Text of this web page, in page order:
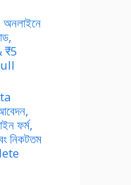
₹5
ফর্ম,
নিকটতম